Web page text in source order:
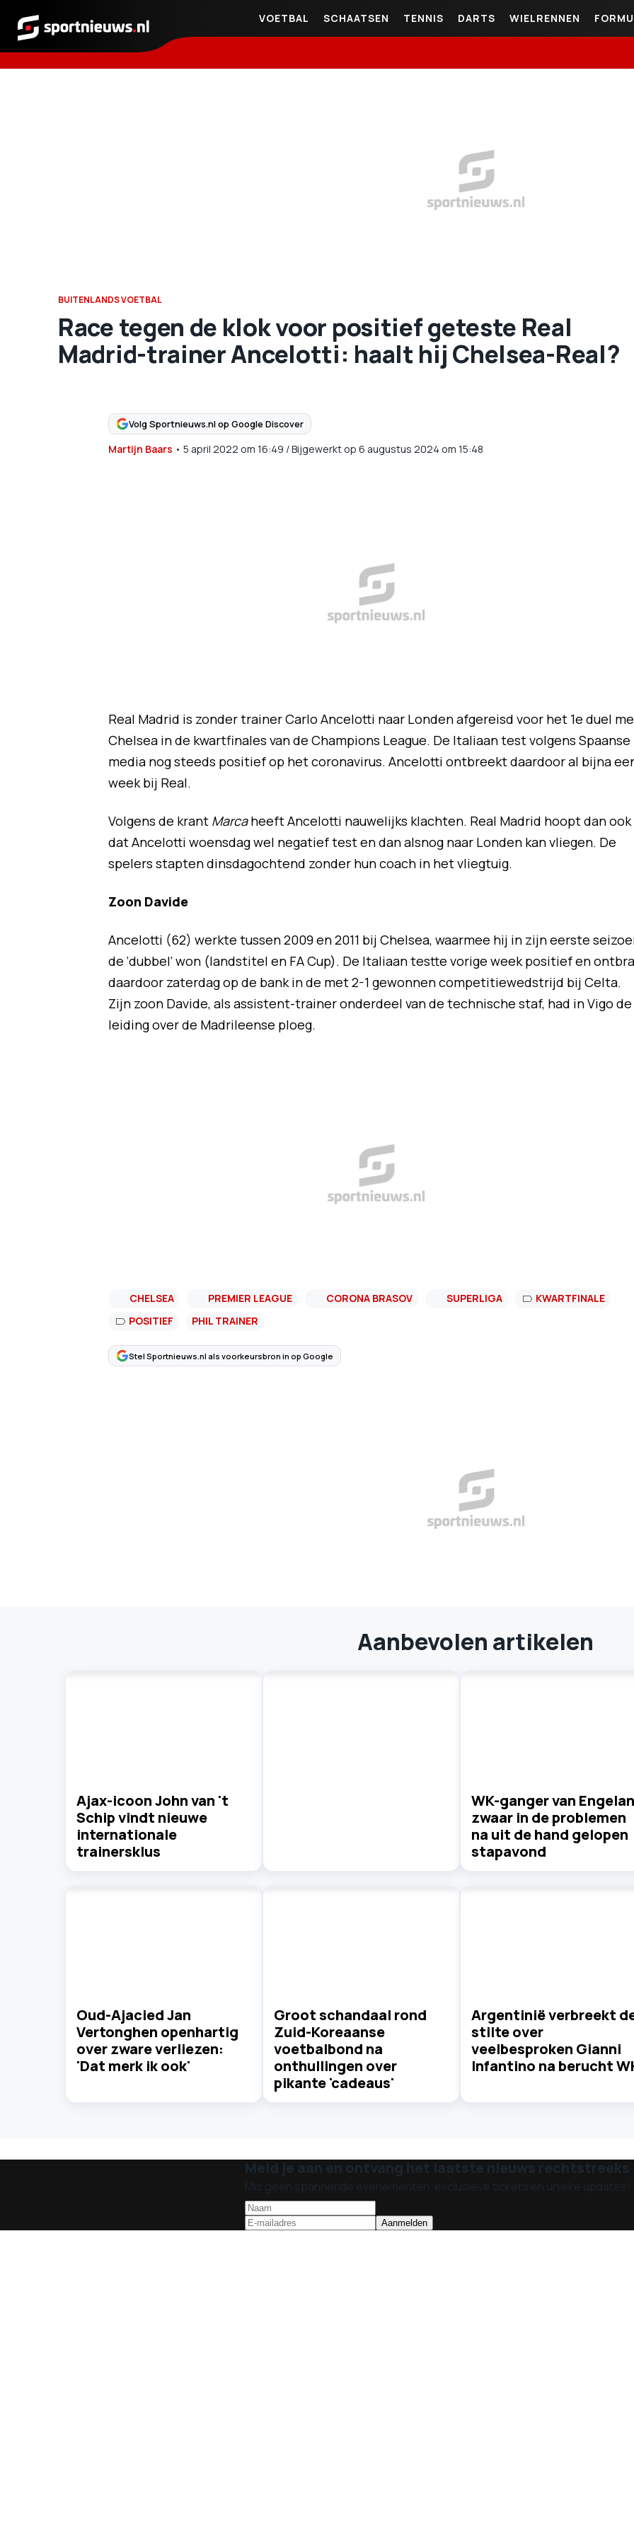
Sportnieuws.nl
VOETBAL SCHAATSEN TENNIS DARTS WIELRENNEN
BUITENLANDS VOETBAL
Race tegen de klok voor positief geteste Real
Madrid-trainer Ancelotti: haalt hij Chelsea-Real?
Volg Sportnieuws.nl op Google Discover
Martijn Baars • 5 april 2022 om 16:49 /Bijgewerkt op 6 augustus 2024 om 15:48
Real Madrid is zonder trainer Carlo Ancelotti naar Londen afgereisd voor het 1e duel
Chelsea in de kwartfinales van de Champions League. De Italiaan test volgens Spaanse
media nog steeds positief op het coronavirus. Ancelotti ontbreekt daardoor al bijna
week bij Real.
Volgens de krant Marcaheeft Ancelotti nauwelijks klachten. Real Madrid hoopt dan ook
dat Ancelotti woensdag wel negatief test en dan alsnog naar Londen kan vliegen. De
spelers stapten dinsdagochtend zonder hun coach in het vliegtuig.
Zoon Davide
Ancelotti (62) werkte tussen 2009 en 2011 bij Chelsea, waarmee hij in zijn eerste
de ‘dubbel’ won (landstitel en FA Cup). De Italiaan testte vorige week positief en
daardoor zaterdag op de bank in de met 2-1 gewonnen competitiewedstrijd bij Celta.
Zijn zoon Davide, als assistent-trainer onderdeel van de technische staf, had in Vigo de
leiding over de Madrileense ploeg.
CHELSEA PREMIER LEAGUE CORONA BRASOV SUPERLIGA
KWARTFINALE
POSITIEF
PHIL TRAINER
Stel Sportnieuws.nl als voorkeursbron in op Google
Aanbevolen artikelen
Ajax-icoon John van 't
Schip vindt nieuwe
internationale
trainersklus
WK-ganger van
zwaar in de problemen
na uit de hand gelopen
stapavond
Oud-Ajacied Jan
Vertonghen openhartig
over zware verliezen:
'Dat merk ik ook'
Groot schandaal rond
Zuid-Koreaanse
voetbalbond na
onthullingen over
pikante 'cadeaus'
Argentinië verbreekt
stilte over
veelbesproken Gianni
Infantino na berucht
Meld je aan en ontvang het laatste nieuws rechtstreeks
Mis geen spannende evenementen, exclusieve tickets en unieke updates!